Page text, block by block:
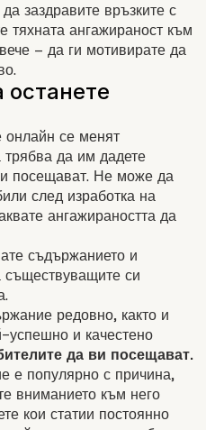
чрез имейл
заздравите връзките с
тяхната ангажираност към
– да ги мотивирате да
онлайн се менят
трябва да им дадете
посещават. Не може да
след изработка на
ангажираността да
съдържанието и
съществуващите си
редовно, както и
успешно и качестено
да ви посещават.
е популярно с причина,
вниманието към него
кои статии постоянно